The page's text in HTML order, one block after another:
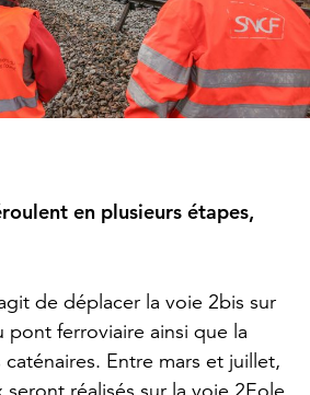
en plusieurs étapes,
de déplacer la voie 2bis sur
pont ferroviaire ainsi que la
Entre mars et juillet,